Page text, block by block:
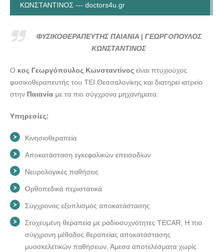
ΚΩΝΣΤΑΝΤΙΝΟΣ --- doctors4u.gr
ΚΩΝΣΤΑΝΤΙΝΟΣ --- doctors4u.gr
ΦΥΣΙΚΟΘΕΡΑΠΕΥΤΗΣ ΠΑΙΑΝΙΑ | ΓΕΩΡΓΟΠΟΥΛΟΣ
ΦΥΣΙΚΟΘΕΡΑΠΕΥΤΗΣ ΠΑΙΑΝΙΑ | ΓΕΩΡΓΟΠΟΥΛΟΣ
ΚΩΝΣΤΑΝΤΙΝΟΣ --- doctors4u.gr
ΚΩΝΣΤΑΝΤΙΝΟΣ --- doctors4u.gr
ΚΩΝΣΤΑΝΤΙΝΟΣ --- doctors4u.gr
ΦΥΣΙΚΟΘΕΡΑΠΕΥΤΗΣ ΠΑΙΑΝΙΑ | ΓΕΩΡΓΟΠΟΥΛΟΣ
ΚΩΝΣΤΑΝΤΙΝΟΣ
Ο κος Γεωργόπουλος Κωνσταντίνος είναι πτυχιούχος
φυσικοθεραπευτής του ΤΕΙ Θεσσαλονίκης και διατηρεί ιατρείο
στην Παιανία με τα πιο σύγχρονα μηχανήματα.
Υπηρεσίες:
Κινησιοθεραπεία
Αποκατάσταση εγκεφαλικών επεισοδίων
Νευρολογικές παθήσεις
Ορθοπεδικά περιστατικά
Σύγχρονος εξοπλισμός αποκατάστασης
Στοχευμένη θεραπεία με ραδιοσυχνότητες TECAR, Η πιο
σύγχρονη μέθοδος θεραπείας αποκατάστασης
μυοσκελετικών παθήσεων, Άμεσα αποτελέσματα χωρίς